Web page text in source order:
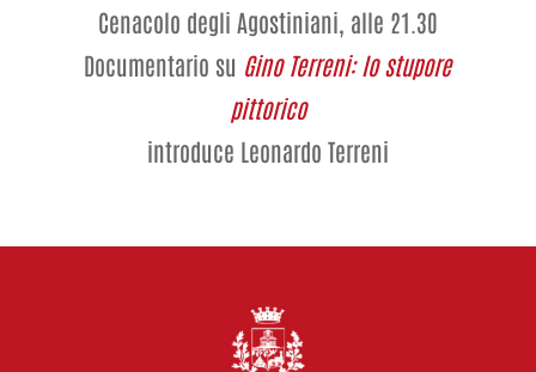
Cenacolo degli Agostiniani, alle 21.30
Documentario su Gino Terreni: lo stupore
pittorico
introduce Leonardo Terreni